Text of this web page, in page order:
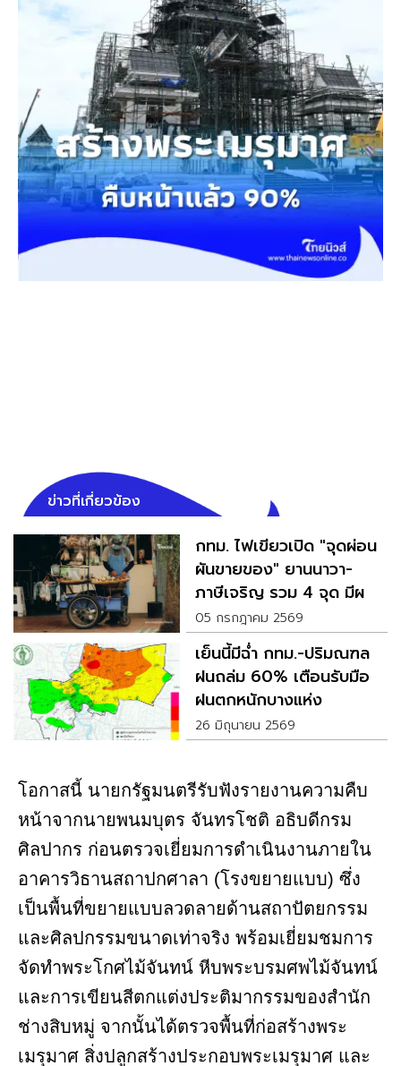
ข่าวที่เกี่ยวข้อง
กทม. ไฟเขียวเปิด "จุดผ่อน
ผันขายของ" ยานนาวา-
ภาษีเจริญ รวม 4 จุด มีผล
ทันที
05 กรกฎาคม 2569
เย็นนี้มีฉ่ำ กทม.-ปริมณฑล
ฝนถล่ม 60% เตือนรับมือ
ฝนตกหนักบางแห่ง
26 มิถุนายน 2569
โอกาสนี้ นายกรัฐมนตรีรับฟังรายงานความคืบ
หน้าจากนายพนมบุตร จันทรโชติ อธิบดีกรม
ศิลปากร ก่อนตรวจเยี่ยมการดำเนินงานภายใน
อาคารวิธานสถาปกศาลา (โรงขยายแบบ) ซึ่ง
เป็นพื้นที่ขยายแบบลวดลายด้านสถาปัตยกรรม
และศิลปกรรมขนาดเท่าจริง พร้อมเยี่ยมชมการ
จัดทำพระโกศไม้จันทน์ หีบพระบรมศพไม้จันทน์
และการเขียนสีตกแต่งประติมากรรมของสำนัก
ช่างสิบหมู่ จากนั้นได้ตรวจพื้นที่ก่อสร้างพระ
เมรุมาศ สิ่งปลูกสร้างประกอบพระเมรุมาศ และ